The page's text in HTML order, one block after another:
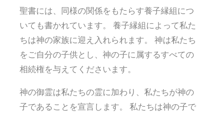
聖書には、同様の関係をもたらす養子縁組につ
いても書かれています。 養子縁組によって私た
ちは神の家族に迎え入れられます。 神は私たち
をご自分の子供とし、神の子に属するすべての
相続権を与えてくださいます。
神の御霊は私たちの霊に加わり、私たちが神の
子であることを宣言します。 私たちは神の子で